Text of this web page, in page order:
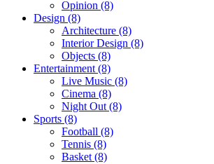
Opinion (8)
Design (8)
Architecture (8)
Interior Design (8)
Objects (8)
Entertainment (8)
Live Music (8)
Cinema (8)
Night Out (8)
Sports (8)
Football (8)
Tennis (8)
Basket (8)